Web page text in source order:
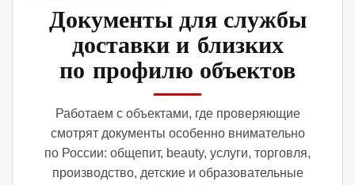
Документы для службы
доставки и близких
по профилю объектов
Работаем с объектами, где проверяющие
смотрят документы особенно внимательно
по России: общепит, beauty, услуги, торговля,
производство, детские и образовательные